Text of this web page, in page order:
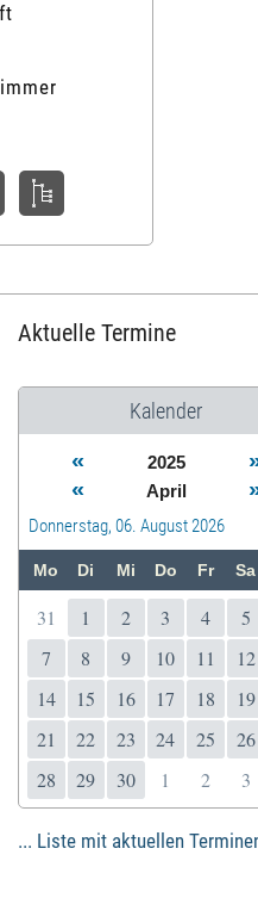
Aktuelle Termine
Kalender
« 2025
«
April
Donnerstag, 06. August 2026
Mo Di Mi Do Fr Sa
31 1 2 3 4 5
7
8 9 10 11 12
14
15 16 17 18 19
21
22 23 24 25 26
28
29 30 1 2 3
... Liste mit aktuellen